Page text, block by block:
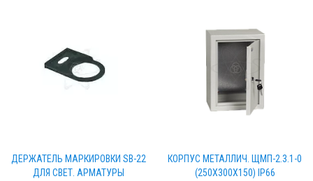
ДЕРЖАТЕЛЬ МАРКИРОВКИ SB-22
ДЛЯ СВЕТ. АРМАТУРЫ
КОРПУС МЕТАЛЛИЧ. ЩМП-2.3.1-0
(250Х300Х150) IP66